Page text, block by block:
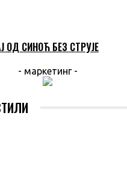
ОД СИНОЋ БЕЗ СТРУЈЕ
- маркетинг -